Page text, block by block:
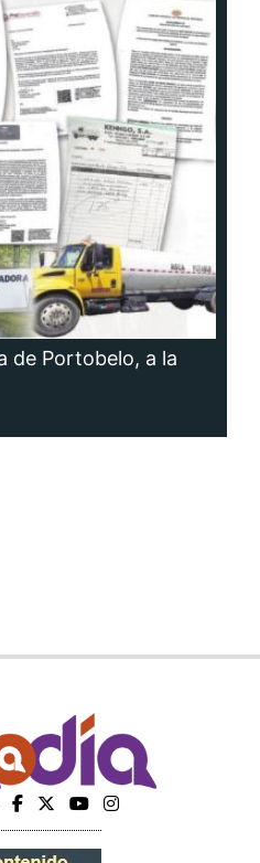
de Portobelo, a la